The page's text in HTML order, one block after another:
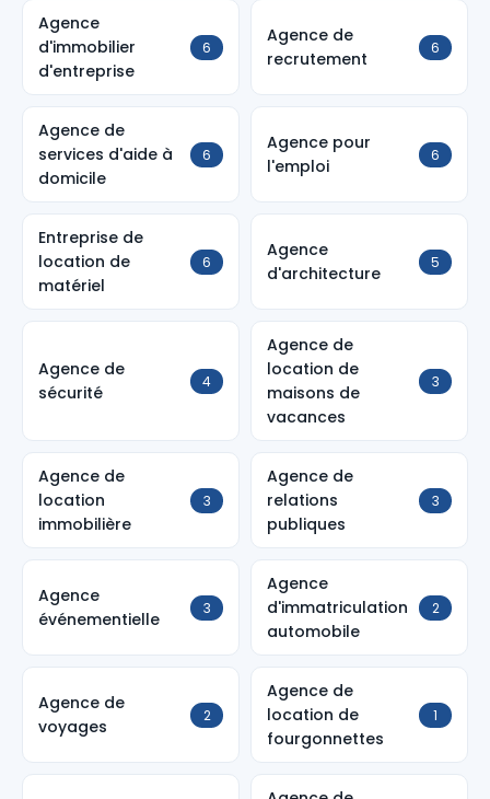
Agence
d'immobilier
d'entreprise
6
Agence de
recrutement
6
Agence de
services d'aide à
domicile
6
Agence pour
l'emploi
6
Entreprise de
location de
matériel
6
Agence
d'architecture
5
Agence de
sécurité
4
Agence de
location de
maisons de
vacances
3
Agence de
location
immobilière
3
Agence de
relations
publiques
3
Agence
événementielle
3
Agence
d'immatriculation
automobile
2
Agence de
voyages
2
Agence de
location de
fourgonnettes
1